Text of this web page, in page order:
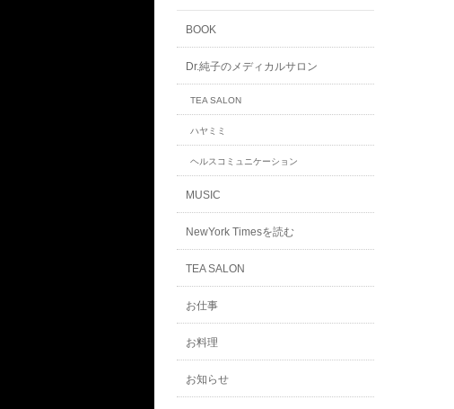
BOOK
Dr.純子のメディカルサロン
TEA SALON
ハヤミミ
ヘルスコミュニケーション
MUSIC
NewYork Timesを読む
TEA SALON
お仕事
お料理
お知らせ